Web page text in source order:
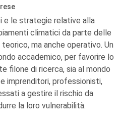
e le strategie relative alla
climatici da parte delle
ma anche operativo. Un
accademico, per favorire lo
filone di ricerca, sia al mondo
imprenditori, professionisti,
a gestire il rischio da
la loro vulnerabilità.